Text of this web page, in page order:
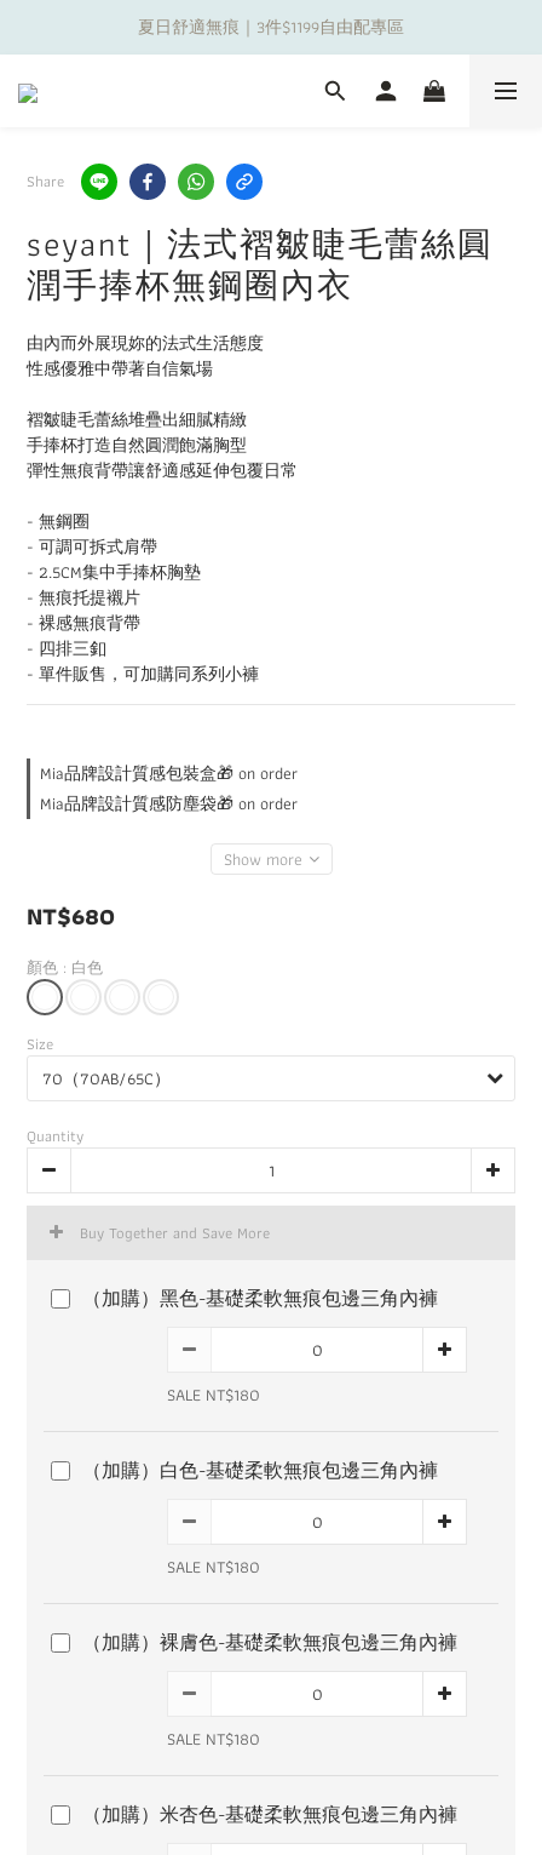
夏日舒適無痕｜3件$1199自由配專區
夏日舒適無痕｜3件$1199自由配專區
新朋友限定✨加入官方LINE領$50購物金
Share
seyant｜法式褶皺睫毛蕾絲圓
潤手捧杯無鋼圈內衣
由內而外展現妳的法式生活態度
性感優雅中帶著自信氣場
褶皺睫毛蕾絲堆疊出細膩精緻
手捧杯打造自然圓潤飽滿胸型
彈性無痕背帶讓舒適感延伸包覆日常
- 無鋼圈
- 可調可拆式肩帶
- 2.5CM集中手捧杯胸墊
- 無痕托提襯片
- 裸感無痕背帶
- 四排三釦
- 單件販售，可加購同系列小褲
Mia品牌設計質感包裝盒🎁 on order
Mia品牌設計質感防塵袋🎁 on order
Show more
NT$680
顏色 : 白色
Size
Quantity
Buy Together and Save More
（加購）黑色-基礎柔軟無痕包邊三角內褲
SALE NT$180
（加購）白色-基礎柔軟無痕包邊三角內褲
SALE NT$180
（加購）裸膚色-基礎柔軟無痕包邊三角內褲
SALE NT$180
（加購）米杏色-基礎柔軟無痕包邊三角內褲